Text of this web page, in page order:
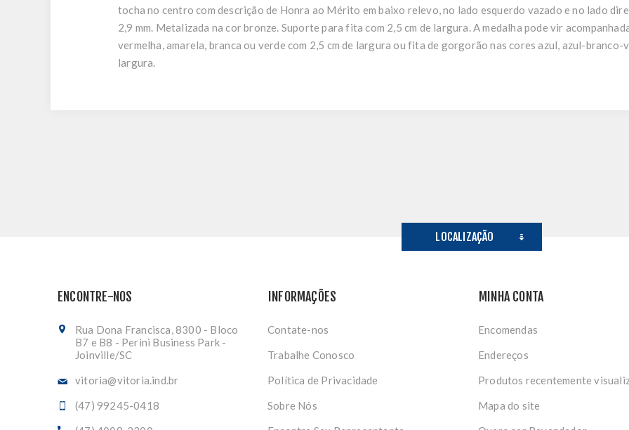
tocha no centro com descrição de Honra ao Mérito em baixo relevo, no lado esquerdo vazado e no lado
2,9 mm. Metalizada na cor bronze. Suporte para fita com 2,5 cm de largura. A medalha pode vir
vermelha, amarela, branca ou verde com 2,5 cm de largura ou fita de gorgorão nas cores azul, azul-branco-
largura.
LOCALIZAÇÃO
ENCONTRE-NOS
Rua Dona Francisca, 8300 - Bloco
B7 e B8 - Perini Business Park -
Joinville/SC
vitoria@vitoria.ind.br
(47) 99245-0418
INFORMAÇÕES
Contate-nos
Trabalhe Conosco
Política de Privacidade
Sobre Nós
MINHA CONTA
Encomendas
Endereços
Produtos recentemente
Mapa do site